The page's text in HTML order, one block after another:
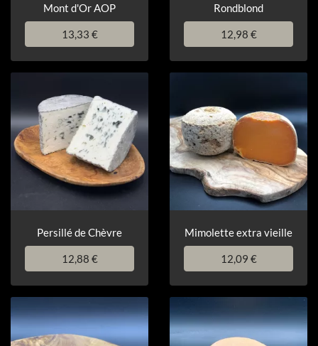
Mont d'Or AOP
13,33 €
Rondblond
12,98 €
Persillé de Chèvre
12,88 €
Mimolette extra vieille
12,09 €